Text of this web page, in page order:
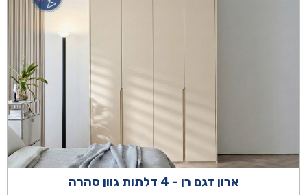
ארון דגם רן - 4 דלתות גוון סהרה